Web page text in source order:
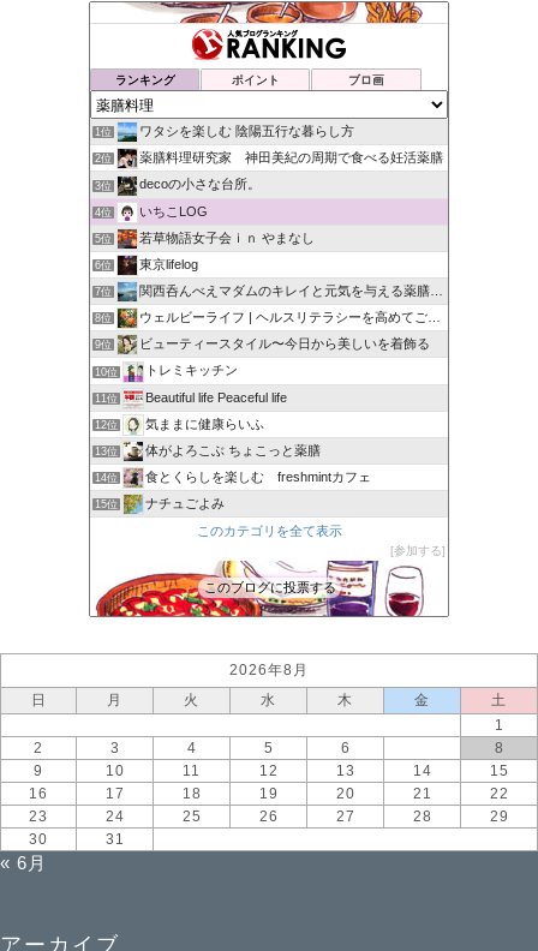
ランキング ポイント ブロ画
1位 ワタシを楽しむ 陰陽五行な暮らし方
2位 薬膳料理研究家 神田美紀の周期で食べる妊活薬膳
3位 decoの小さな台所。
4位 いちこLOG
5位 若草物語女子会ｉｎ やまなし
6位 東京lifelog
7位 関西呑んべえマダムのキレイと元気を与える薬膳日記
8位 ウェルビーライフ | ヘルスリテラシーを高めてごきげんな毎日
9位 ビューティースタイル〜今日から美しいを着飾る
10位 トレミキッチン
11位 Beautiful life Peaceful life
12位 気ままに健康らいふ
13位 体がよろこぶ ちょこっと薬膳
14位 食とくらしを楽しむ freshmintカフェ
15位
ナチュごよみ
このカテゴリを全て表示
参加する
このブログに投票する
2026年8月
日
月 火 水 木 金
土
1
2
3 4 5 6
8
9
10 11 12 13 14
15
16
17 18 19 20 21
22
23
24 25 26 27 28
29
30
31
« 6月
アーカイブ